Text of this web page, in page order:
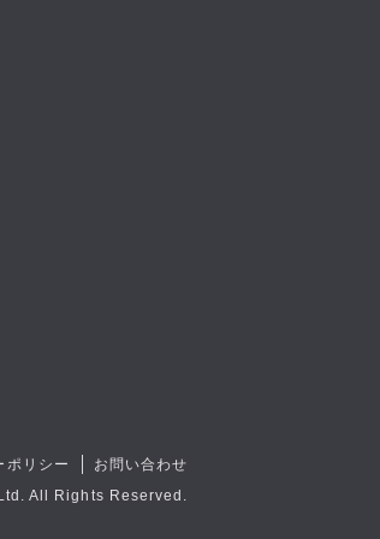
ポリシー
お問い合わせ
All Rights Reserved.